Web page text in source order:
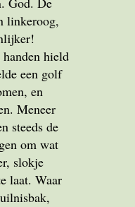
linkeroog,
hield
een golf
en
Meneer
steeds de
om wat
slokje
laat. Waar